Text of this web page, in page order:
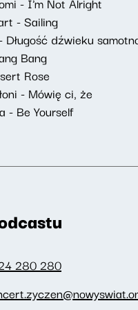
- Sailing
Długość dźwieku
Bang
Rose
- Mówię ci, że
- Be Yourself
280 280